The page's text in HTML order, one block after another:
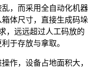
，而采用全自动化机器
体尺寸，直接生成码垛
，远远超过人工码放的
于存放与拿取。
作，设备占地面积大，